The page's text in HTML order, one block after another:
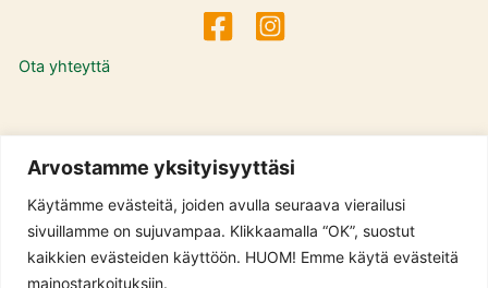
Arvostamme yksityisyyttäsi
Käytämme evästeitä, joiden avulla seuraava vierailusi
sivuillamme on sujuvampaa. Klikkaamalla “OK”, suostut
kaikkien evästeiden käyttöön. HUOM! Emme käytä evästeitä
mainostarkoituksiin.
Ota yhteyttä
Tietosuojaseloste